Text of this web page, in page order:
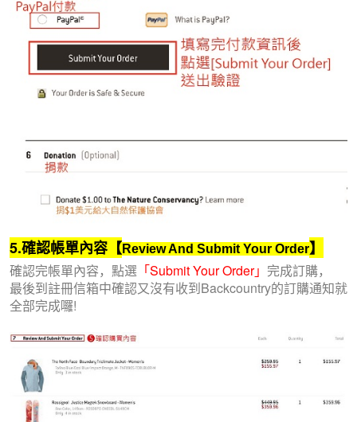
5.確認帳單內容 【Review And Submit Your Order】
確認完帳單內容，點選 「Submit Your Order」 完成訂購，
最後到註冊信箱中確認又沒有收到Backcountry的訂購通知就
全部完成囉!